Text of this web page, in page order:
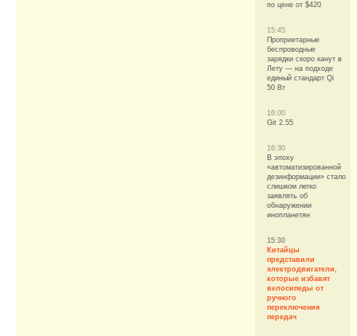
по цене от $420
15:45
Проприетарные
беспроводные
зарядки скоро канут в
Лету — на подходе
единый стандарт Qi
50 Вт
16:00
Git 2.55
16:30
В эпоху
«автоматизированной
дезинформации» стало
слишком легко
заявлять об
обнаружении
инопланетян
15:30
Китайцы
представили
электродвигатели,
которые избавят
велосипеды от
ручного
переключения
передач